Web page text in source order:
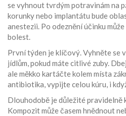
se vyhnout tvrdým potravinám na
korunky nebo implantátu bude
anestezii. Po odeznění účinku
bolest.
První týden je klíčový. Vyhněte se
jídlům, pokud máte citlivé zuby.
ale měkko kartáčte kolem místa
antibiotika, vypijte celou kúru, i
Dlouhodobě je důležité
Kompozit může časem hnědnout